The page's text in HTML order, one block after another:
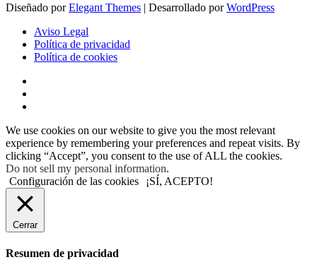
Diseñado porElegant Themes | Desarrollado porWordPress
Aviso Legal
Política de privacidad
Política de cookies
We use cookies on our website to give you the most relevant
experience by remembering your preferences and repeat visits. By
clicking “Accept”, you consent to the use of ALL the cookies.
Do not sell my personal information.
Configuración de las cookies
¡SÍ, ACEPTO!
Cerrar
Resumen de privacidad